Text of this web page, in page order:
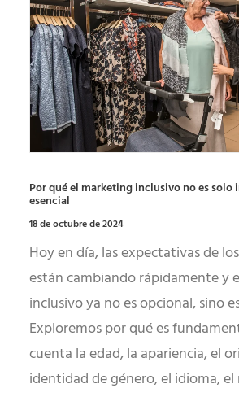
Por qué el marketing inclusivo no es
esencial
18 de octubre de 2024
Hoy en día, las expectativas de
están cambiando rápidamente y
inclusivo ya no es opcional, sino
Exploremos por qué es
cuenta la edad, la apariencia, el
identidad de género, el idioma, el